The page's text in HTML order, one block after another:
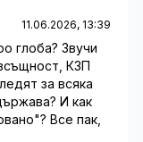
11.06.2026, 13:39
глоба? Звучи
КЗП
за всяка
И как
Все пак,